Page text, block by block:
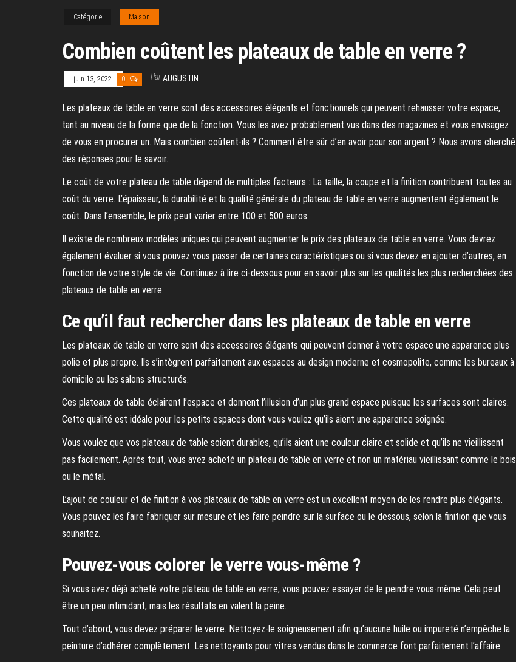
Catégorie Maison
Combien coûtent les plateaux de table en verre ?
juin 13, 2022 0 ParAUGUSTIN
Les plateaux de table en verre sont des accessoires élégants et fonctionnels qui peuvent rehausser votre espace,
tant au niveau de la forme que de la fonction. Vous les avez probablement vus dans des magazines et vous envisagez
de vous en procurer un. Mais combien coûtent-ils ? Comment être sûr d’en avoir pour son argent ? Nous avons cherché
des réponses pour le savoir.
Le coût de votre plateau de table dépend de multiples facteurs : La taille, la coupe et la finition contribuent toutes au
coût du verre. L’épaisseur, la durabilité et la qualité générale du plateau de table en verre augmentent également le
coût. Dans l’ensemble, le prix peut varier entre 100 et 500 euros.
Il existe de nombreux modèles uniques qui peuvent augmenter le prix des plateaux de table en verre. Vous devrez
également évaluer si vous pouvez vous passer de certaines caractéristiques ou si vous devez en ajouter d’autres, en
fonction de votre style de vie. Continuez à lire ci-dessous pour en savoir plus sur les qualités les plus recherchées des
plateaux de table en verre.
Ce qu’il faut rechercher dans les plateaux de table en verre
Les plateaux de table en verre sont des accessoires élégants qui peuvent donner à votre espace une apparence plus
polie et plus propre. Ils s’intègrent parfaitement aux espaces au design moderne et cosmopolite, comme les bureaux à
domicile ou les salons structurés.
Ces plateaux de table éclairent l’espace et donnent l’illusion d’un plus grand espace puisque les surfaces sont claires.
Cette qualité est idéale pour les petits espaces dont vous voulez qu’ils aient une apparence soignée.
Vous voulez que vos plateaux de table soient durables, qu’ils aient une couleur claire et solide et qu’ils ne vieillissent
pas facilement. Après tout, vous avez acheté un plateau de table en verre et non un matériau vieillissant comme le bois
ou le métal.
L’ajout de couleur et de finition à vos plateaux de table en verre est un excellent moyen de les rendre plus élégants.
Vous pouvez les faire fabriquer sur mesure et les faire peindre sur la surface ou le dessous, selon la finition que vous
souhaitez.
Pouvez-vous colorer le verre vous-même ?
Si vous avez déjà acheté votre plateau de table en verre, vous pouvez essayer de le peindre vous-même. Cela peut
être un peu intimidant, mais les résultats en valent la peine.
Tout d’abord, vous devez préparer le verre. Nettoyez-le soigneusement afin qu’aucune huile ou impureté n’empêche la
peinture d’adhérer complètement. Les nettoyants pour vitres vendus dans le commerce font parfaitement l’affaire.